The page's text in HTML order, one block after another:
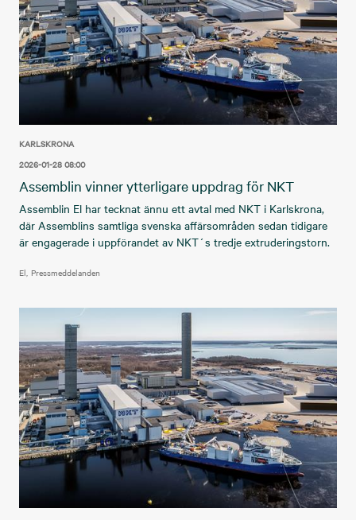
KARLSKRONA
2026-01-28 08:00
Assemblin vinner ytterligare uppdrag för NKT
Assemblin El har tecknat ännu ett avtal med NKT i Karlskrona,
där Assemblins samtliga svenska affärsområden sedan tidigare
är engagerade i uppförandet av NKT´s tredje extruderingstorn.
El Pressmeddelanden